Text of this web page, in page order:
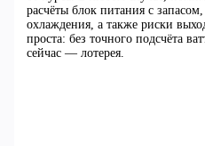
расчёты блок питания с
охлаждения, а также риски
проста: без точного подсчёта
сейчас — лотерея.